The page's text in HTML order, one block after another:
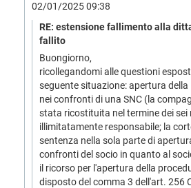
02/01/2025 09:38
RE: estensione fallimento alla
fallito
Buongiorno,
ricollegandomi alle questioni
seguente situazione: apertura
nei confronti di una SNC (la
stata ricostituita nel termine dei sei
illimitatamente responsabile; la
sentenza nella sola parte di
confronti del socio in quanto al
il ricorso per l'apertura della
disposto del comma 3 dell'art. 256